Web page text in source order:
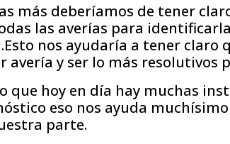
más deberíamos de tener
las averías para
nos ayudaría a tener claro
avería y ser lo más resolutivos
que hoy en día hay muchas
eso nos ayuda muchísimo
parte.